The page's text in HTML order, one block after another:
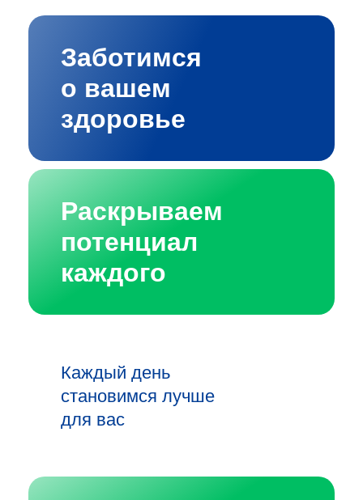
Заботимся
о вашем
здоровье
Раскрываем
потенциал
каждого
Каждый день
становимся лучше
для вас